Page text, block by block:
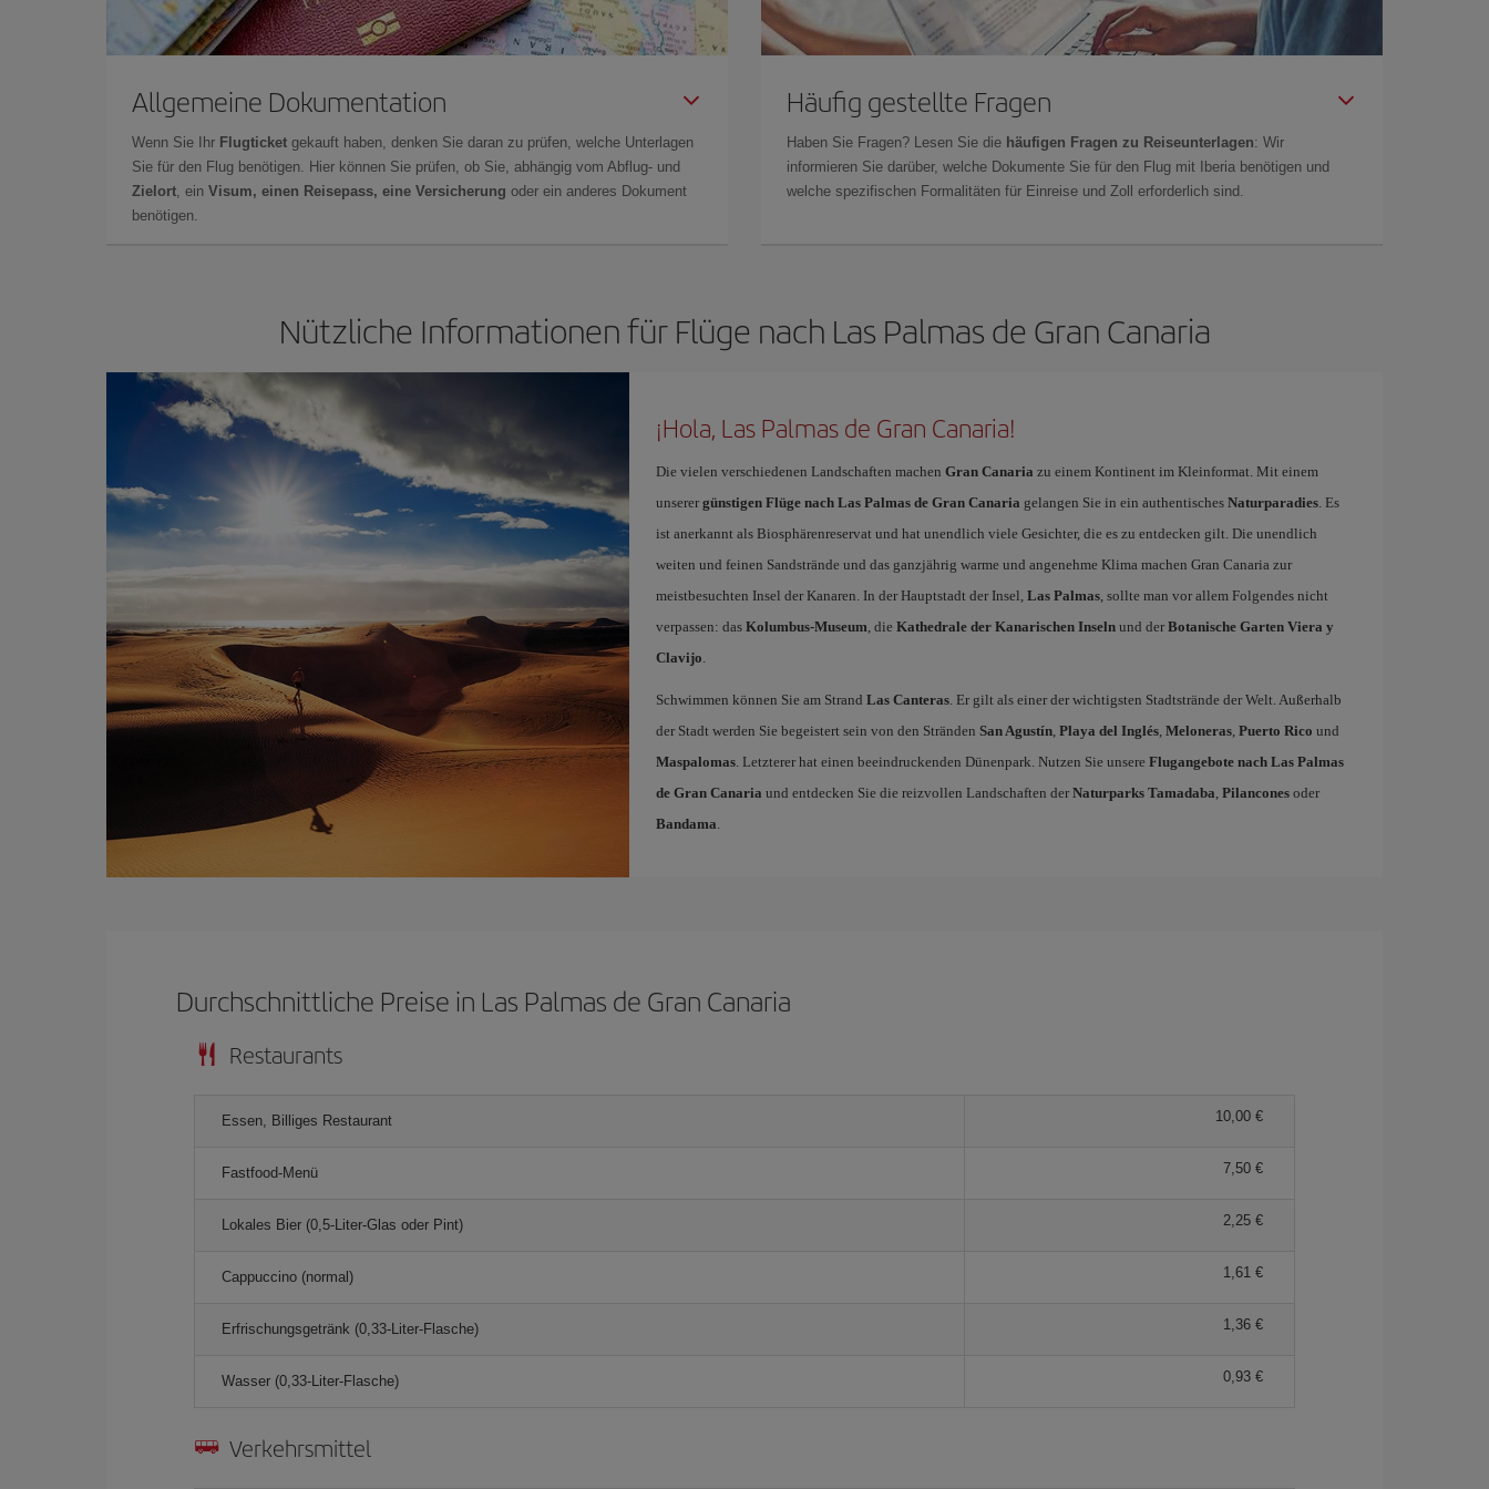
Allgemeine Dokumentation
Wenn Sie Ihr Flugticket gekauft haben, denken Sie daran zu prüfen, welche Unterlagen
Sie für den Flug benötigen. Hier können Sie prüfen, ob Sie, abhängig vom Abflug- und
Zielort, ein Visum, einen Reisepass, eine Versicherung oder ein anderes Dokument
benötigen.
Häufig gestellte Fragen
Haben Sie Fragen? Lesen Sie die häufigen Fragen zu Reiseunterlagen: Wir
informieren Sie darüber, welche Dokumente Sie für den Flug mit Iberia benötigen und
welche spezifischen Formalitäten für Einreise und Zoll erforderlich sind.
Nützliche Informationen für Flüge nach Las Palmas de Gran Canaria
¡Hola, Las Palmas de Gran Canaria!
Die vielen verschiedenen Landschaften machen Gran Canaria zu einem Kontinent im Kleinformat. Mit einem
unserer günstigen Flüge nach Las Palmas de Gran Canaria gelangen Sie in ein authentisches Naturparadies. Es
ist anerkannt als Biosphärenreservat und hat unendlich viele Gesichter, die es zu entdecken gilt. Die unendlich
weiten und feinen Sandstrände und das ganzjährig warme und angenehme Klima machen Gran Canaria zur
meistbesuchten Insel der Kanaren. In der Hauptstadt der Insel, Las Palmas, sollte man vor allem Folgendes nicht
verpassen: das Kolumbus-Museum, die Kathedrale der Kanarischen Inselnund der Botanische Garten Viera y
Clavijo.
Schwimmen können Sie am Strand Las Canteras. Er gilt als einer der wichtigsten Stadtstrände der Welt. Außerhalb
der Stadt werden Sie begeistert sein von den Stränden San Agustín, Playa del Inglés, Meloneras, Puerto Rico und
Maspalomas. Letzterer hat einen beeindruckenden Dünenpark. Nutzen Sie unsere Flugangebote nach Las Palmas
de Gran Canaria und entdecken Sie die reizvollen Landschaften der Naturparks Tamadaba, Pilanconesoder
Bandama.
Durchschnittliche Preise in Las Palmas de Gran Canaria
Restaurants
Essen, Billiges Restaurant 10,00 €
Fastfood-Menü 7,50 €
Lokales Bier (0,5-Liter-Glas oder Pint) 2,25 €
Cappuccino (normal) 1,61 €
Erfrischungsgetränk (0,33-Liter-Flasche) 1,36 €
Wasser (0,33-Liter-Flasche) 0,93 €
Verkehrsmittel